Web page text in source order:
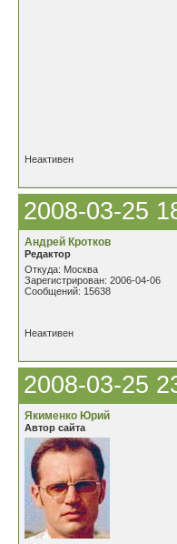
Неактивен
2008-03-25
Андрей Кротков
Редактор
Откуда: Москва
Зарегистрирован: 2006-04-06
Сообщений: 15638
Неактивен
2008-03-25
Якименко Юрий
Автор сайта